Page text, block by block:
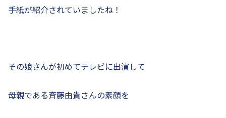
手紙が紹介されていましたね！
その娘さんが初めてテレビに出演して
母親である斉藤由貴さんの素顔を